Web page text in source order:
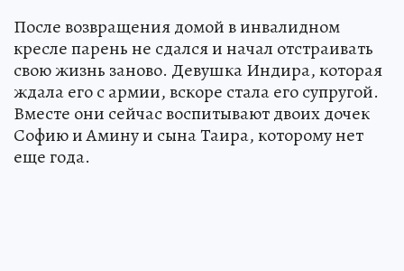
После возвращения домой в инвалидном
кресле парень не сдался и начал отстраивать
свою жизнь заново. Девушка Индира, которая
ждала его с армии, вскоре стала его супругой.
Вместе они сейчас воспитывают двоих дочек
Софию и Амину и сына Таира, которому нет
еще года.